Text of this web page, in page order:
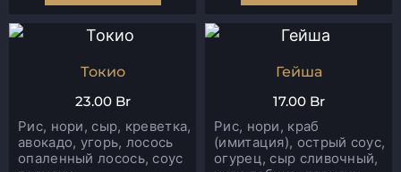
Токио
23.00 Br
Рис, нори, сыр, креветка,
авокадо, угорь, лосось
опаленный лосось, соус
Гейша
17.00 Br
Рис, нори, краб
(имитация), острый соус,
огурец, сыр сливочный,